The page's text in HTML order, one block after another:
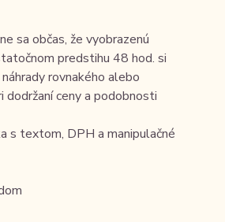
sa občas, že vyobrazenú
predstihu 48 hod. si
rovnakého alebo
ceny a podobnosti
s textom, DPH a manipulačné